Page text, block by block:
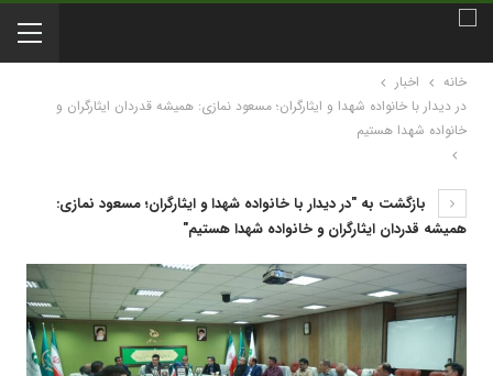
خانه
اخبار
در دیدار با خانواده شهدا و ایثارگران؛ مسعود نمازی: همیشه قدردان ایثارگران و
خانواده شهدا هستیم
بازگشت به "در دیدار با خانواده شهدا و ایثارگران؛ مسعود نمازی:
همیشه قدردان ایثارگران و خانواده شهدا هستیم"